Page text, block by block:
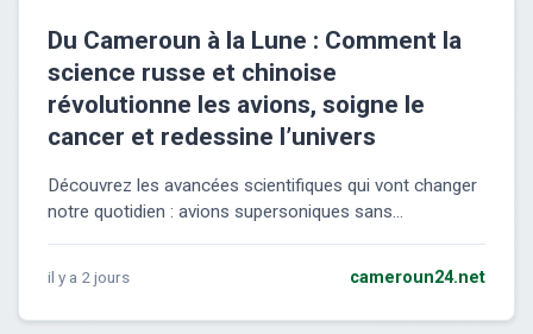
Du Cameroun à la Lune : Comment la
science russe et chinoise
révolutionne les avions, soigne le
cancer et redessine l’univers
Découvrez les avancées scientifiques qui vont changer
notre quotidien : avions supersoniques sans...
il y a 2 jours cameroun24.net